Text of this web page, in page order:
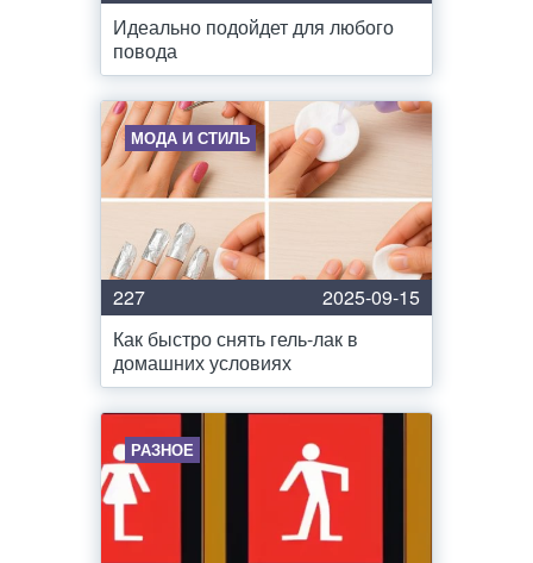
Идеально подойдет для любого
повода
МОДА И СТИЛЬ
227
2025-09-15
Как быстро снять гель-лак в
домашних условиях
РАЗНОЕ